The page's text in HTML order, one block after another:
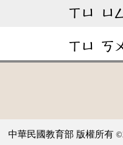
ㄒㄩ ㄩㄥ
ㄒㄩ ㄎ
中華民國教育部 版權所有